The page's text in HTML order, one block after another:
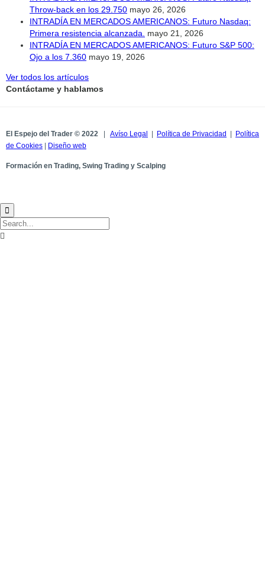
Throw-back en los 29.750 mayo 26, 2026
INTRADÍA EN MERCADOS AMERICANOS: Futuro Nasdaq:
Primera resistencia alcanzada.
mayo 21, 2026
INTRADÍA EN MERCADOS AMERICANOS: Futuro S&P 500:
Ojo a los 7.360 mayo 19, 2026
Ver todos los artículos
Contáctame y hablamos
El Espejo del Trader © 2022 Avíso Legal Política de Privacidad
Política
de Cookies
Diseño web
Formación en Trading, Swing Trading y Scalping

